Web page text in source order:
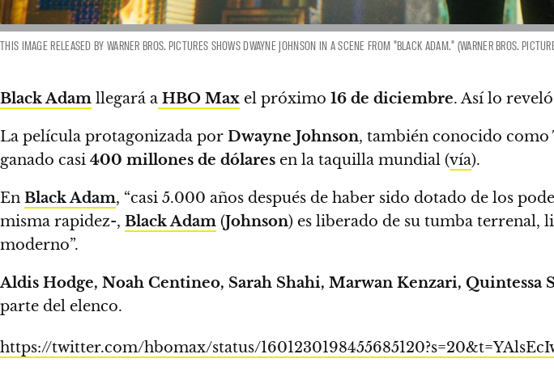
THIS IMAGE RELEASED BY WARNER BROS. PICTURES SHOWS DWAYNE JOHNSON IN A SCENE FROM "BLACK ADAM." (WARNER BROS.
Black Adam llegará a HBO Max el próximo 16 de diciembre. Así lo
La película protagonizada por Dwayne Johnson, también conocido como
ganado casi 400 millones de dólares en la taquilla mundial (vía).
En Black Adam, “casi 5.000 años después de haber sido dotado de los
misma rapidez-, Black Adam (Johnson) es liberado de su tumba terrenal,
moderno”.
Aldis Hodge, Noah Centineo, Sarah Shahi, Marwan Kenzari, Quintessa
parte del elenco.
https://twitter.com/hbomax/status/